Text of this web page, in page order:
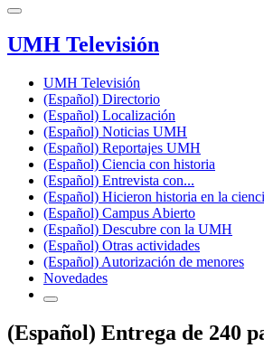
UMH Televisión
UMH Televisión
(Español) Directorio
(Español) Localización
(Español) Noticias UMH
(Español) Reportajes UMH
(Español) Ciencia con historia
(Español) Entrevista con...
(Español) Hicieron historia en la
(Español) Campus Abierto
(Español) Descubre con la UMH
(Español) Otras actividades
(Español) Autorización de menores
Novedades
(Español) Entrega de 240